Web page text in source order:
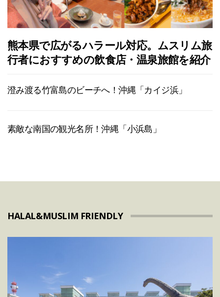
熊本県で広がるハラール対応。ムスリム旅
行者におすすめの飲食店・温泉旅館を紹介
澄み渡る竹富島のビーチへ！沖縄「カイジ浜」
素敵な南国の観光名所！沖縄「小浜島」
HALAL&MUSLIM FRIENDLY